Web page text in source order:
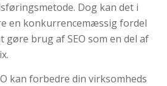
Dog kan det i
en konkurrencemæssig fordel
brug af SEO som en del af
kan forbedre din virksomheds